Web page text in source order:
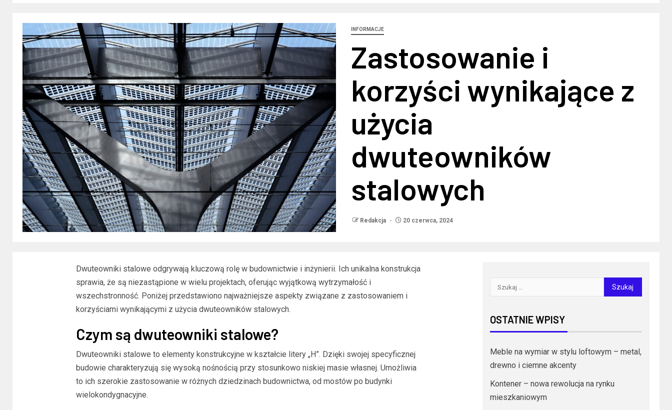
INFORMACJE
Zastosowanie i
korzyści wynikające z
użycia
dwuteowników
stalowych
Redakcja 20 czerwca, 2024
Dwuteowniki stalowe odgrywają kluczową rolę w budownictwie i inżynierii. Ich unikalna konstrukcja
sprawia, że są niezastąpione w wielu projektach, oferując wyjątkową wytrzymałość i
wszechstronność. Poniżej przedstawiono najważniejsze aspekty związane z zastosowaniem i
korzyściami wynikającymi z użycia dwuteowników stalowych.
Czym są dwuteowniki stalowe?
Dwuteowniki stalowe to elementy konstrukcyjne w kształcie litery „H”. Dzięki swojej specyficznej
budowie charakteryzują się wysoką nośnością przy stosunkowo niskiej masie własnej. Umożliwia
to ich szerokie zastosowanie w różnych dziedzinach budownictwa, od mostów po budynki
wielokondygnacyjne.
OSTATNIE WPISY
Meble na wymiar w stylu loftowym – metal,
drewno i ciemne akcenty
Kontener – nowa rewolucja na rynku
mieszkaniowym